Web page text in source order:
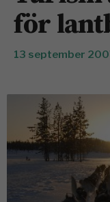
för
13 september